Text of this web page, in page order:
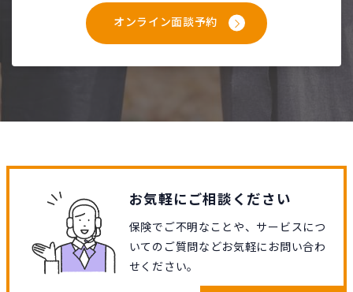
オンライン面談予約
お気軽にご相談ください
保険でご不明なことや、サービスにつ
いてのご質問などお気軽にお問い合わ
せください。